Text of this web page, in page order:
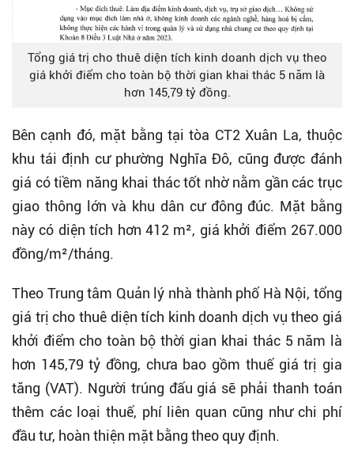
Tổng giá trị cho thuê diện tích kinh doanh dịch vụ theo
giá khởi điểm cho toàn bộ thời gian khai thác 5 năm là
hơn 145,79 tỷ đồng.
Bên cạnh đó, mặt bằng tại tòa CT2 Xuân La, thuộc
khu tái định cư phường Nghĩa Đô, cũng được đánh
giá có tiềm năng khai thác tốt nhờ nằm gần các trục
giao thông lớn và khu dân cư đông đúc. Mặt bằng
này có diện tích hơn 412 m², giá khởi điểm 267.000
đồng/m²/tháng.
Theo Trung tâm Quản lý nhà thành phố Hà Nội, tổng
giá trị cho thuê diện tích kinh doanh dịch vụ theo giá
khởi điểm cho toàn bộ thời gian khai thác 5 năm là
hơn 145,79 tỷ đồng, chưa bao gồm thuế giá trị gia
tăng (VAT). Người trúng đấu giá sẽ phải thanh toán
thêm các loại thuế, phí liên quan cũng như chi phí
đầu tư, hoàn thiện mặt bằng theo quy định.